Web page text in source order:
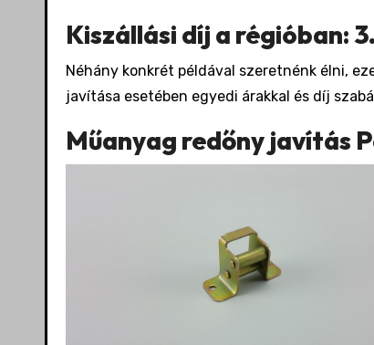
Kiszállási díj a régióban:
Néhány konkrét példával szeretnénk élni,
javítása esetében egyedi árakkal és díj
Műanyag redőny javítás